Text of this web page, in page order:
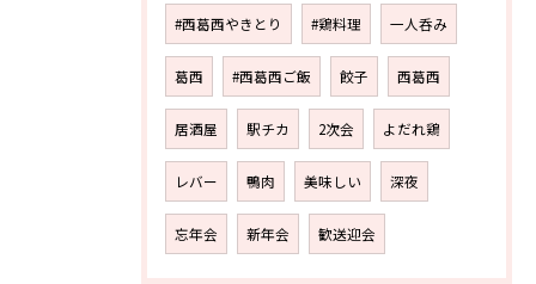
#西葛西やきとり #鶏料理 一人呑み
葛西 #西葛西ご飯 餃子 西葛西
居酒屋 駅チカ 2次会 よだれ鶏
レバー 鴨肉 美味しい 深夜
忘年会 新年会 歓送迎会